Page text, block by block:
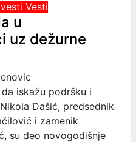
Vesti
u
uz dežurne
iskažu podršku i
Dašić, predsednik
i zamenik
su deo novogodišnje